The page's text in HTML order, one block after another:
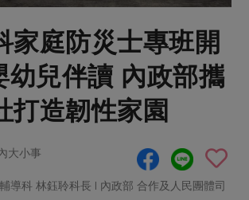
米麵雜糧
水產
圓滿結束
合作聯合國
生活提案
親子食育
家庭防災士專班開
幼兒伴讀 內政部攜
打造韌性家園
大小事
導科 林鈺聆科長 l 內政部 合作及人民團體司